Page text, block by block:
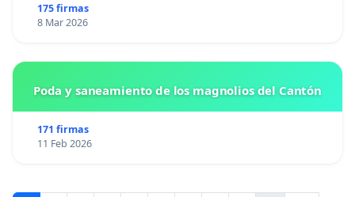
175 firmas
8 Mar 2026
Poda y saneamiento de los magnolios del Cantón
171 firmas
11 Feb 2026